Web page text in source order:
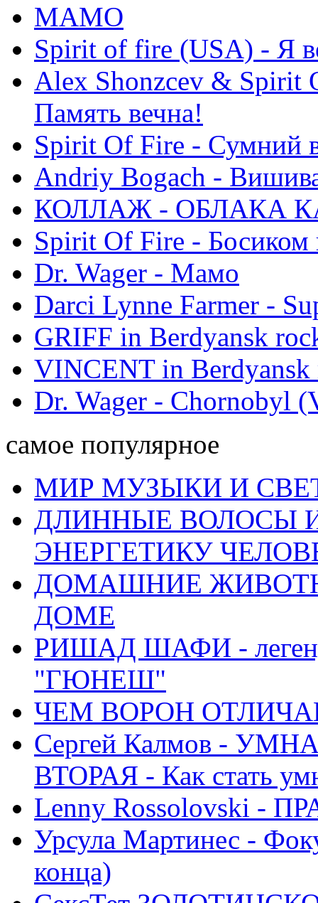
МАМО
Spirit of fire (USA) - Я
Alex Shonzcev & Spirit
Память вечна!
Spirit Of Fire - Сумний
Andriy Bogach -
КОЛЛАЖ - ОБЛАКА
Spirit Of Fire - Босиком
Dr. Wager - Мамо
Darci Lynne Farmer -
GRIFF in Berdyansk
VINCENT in
Dr. Wager - Chornobyl
самое популярное
МИР МУЗЫКИ И
ДЛИННЫЕ ВОЛОСЫ
ЭНЕРГЕТИКУ
ДОМАШНИЕ
ДОМЕ
РИШАД ШАФИ -
"ГЮНЕШ"
ЧЕМ ВОРОН
Сергей Калмов -
ВТОРАЯ - Как стать
Lenny Rossolovski -
Урсула Мартинес -
конца)